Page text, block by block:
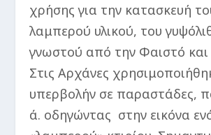
χρήσης για την κατασκευή
λαμπερού υλικού, του
γνωστού από την Φαιστό
Στις Αρχάνες
υπερβολήν σε παραστάδες,
ά. οδηγώντας στην εικόνα